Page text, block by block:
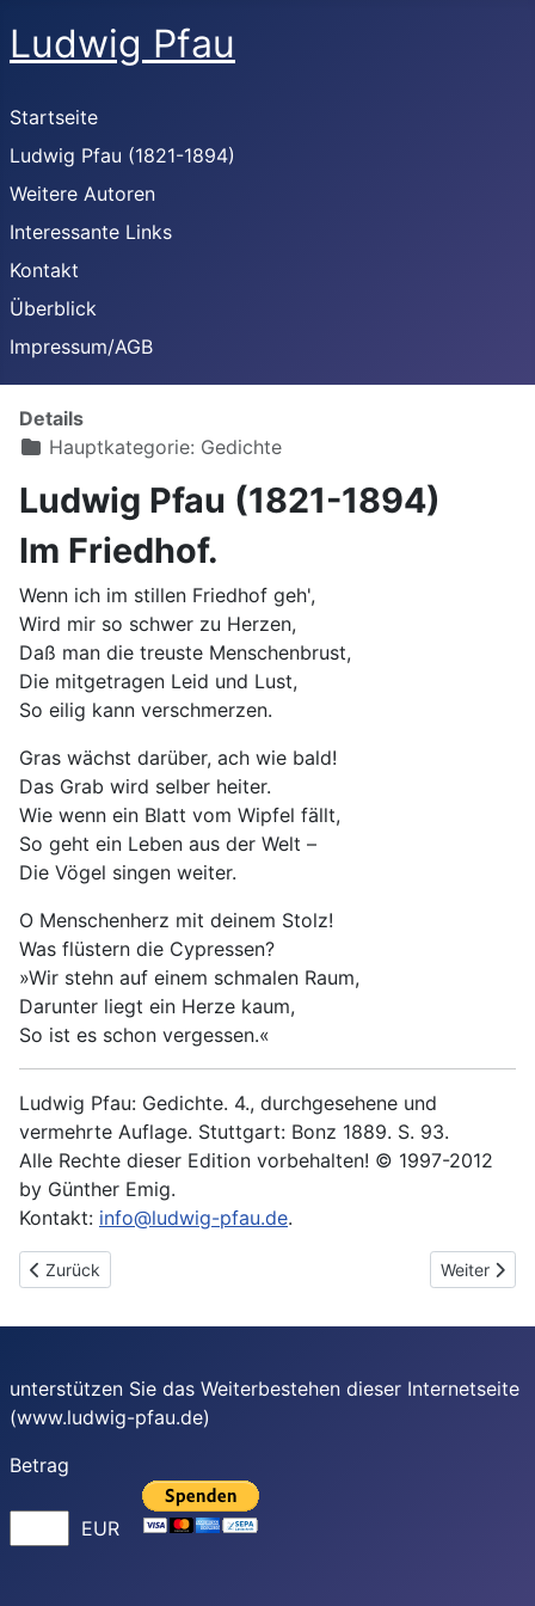
Ludwig Pfau
Startseite
Ludwig Pfau (1821-1894)
Weitere Autoren
Interessante Links
Kontakt
Überblick
Impressum/AGB
Details
Hauptkategorie: Gedichte
Ludwig Pfau (1821-1894)
Im Friedhof.
Wenn ich im stillen Friedhof geh',
Wird mir so schwer zu Herzen,
Daß man die treuste Menschenbrust,
Die mitgetragen Leid und Lust,
So eilig kann verschmerzen.
Gras wächst darüber, ach wie bald!
Das Grab wird selber heiter.
Wie wenn ein Blatt vom Wipfel fällt,
So geht ein Leben aus der Welt –
Die Vögel singen weiter.
O Menschenherz mit deinem Stolz!
Was flüstern die Cypressen?
»Wir stehn auf einem schmalen Raum,
Darunter liegt ein Herze kaum,
So ist es schon vergessen.«
Ludwig Pfau: Gedichte. 4., durchgesehene und
vermehrte Auflage. Stuttgart: Bonz 1889. S. 93.
Alle Rechte dieser Edition vorbehalten! © 1997-2012
by Günther Emig.
Kontakt: info@ludwig-pfau.de.
Vorheriger Beitrag: Das einsame Grab
Zurück Nächster
Weiter
unterstützen Sie das Weiterbestehen dieser Internetseite
(www.ludwig-pfau.de)
Betrag
EUR